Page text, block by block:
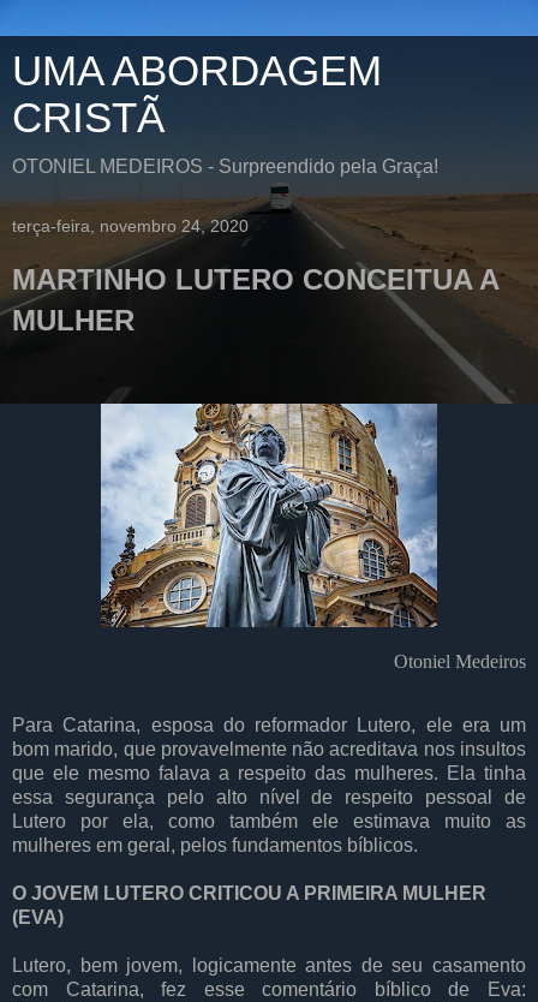
UMA ABORDAGEM
CRISTÃ
OTONIEL MEDEIROS - Surpreendido pela Graça!
terça-feira, novembro 24, 2020
MARTINHO LUTERO CONCEITUA A
MULHER
Otoniel Medeiros
Para Catarina, esposa do reformador Lutero, ele era um
bom marido, que provavelmente não acreditava nos insultos
que ele mesmo falava a respeito das mulheres. Ela tinha
essa segurança pelo alto nível de respeito pessoal de
Lutero por ela, como também ele estimava muito as
mulheres em geral, pelos fundamentos bíblicos.
O JOVEM LUTERO CRITICOU A PRIMEIRA MULHER
(EVA)
Lutero, bem jovem, logicamente antes de seu casamento
com Catarina, fez esse comentário bíblico de Eva: